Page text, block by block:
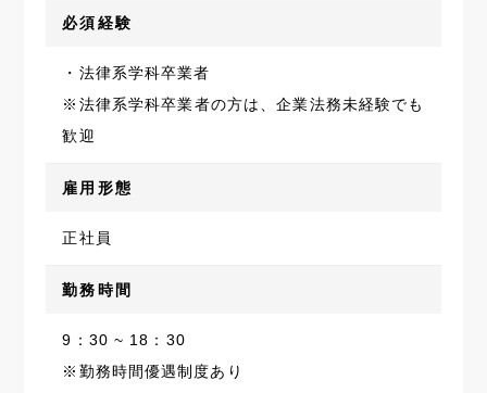
必須経験
・法律系学科卒業者
※法律系学科卒業者の方は、企業法務未経験でも
歓迎
雇用形態
正社員
勤務時間
9：30 ~ 18：30
※勤務時間優遇制度あり